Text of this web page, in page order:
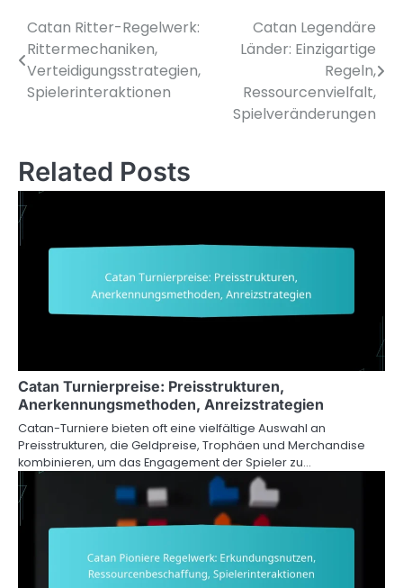
Post
navigation
Catan Ritter-Regelwerk:
Rittermechaniken,
Verteidigungsstrategien,
Spielerinteraktionen
Catan Legendäre
Länder: Einzigartige
Regeln,
Ressourcenvielfalt,
Spielveränderungen
Related Posts
Catan Turnierpreise: Preisstrukturen,
Anerkennungsmethoden, Anreizstrategien
Catan-Turniere bieten oft eine vielfältige Auswahl an
Preisstrukturen, die Geldpreise, Trophäen und Merchandise
kombinieren, um das Engagement der Spieler zu…